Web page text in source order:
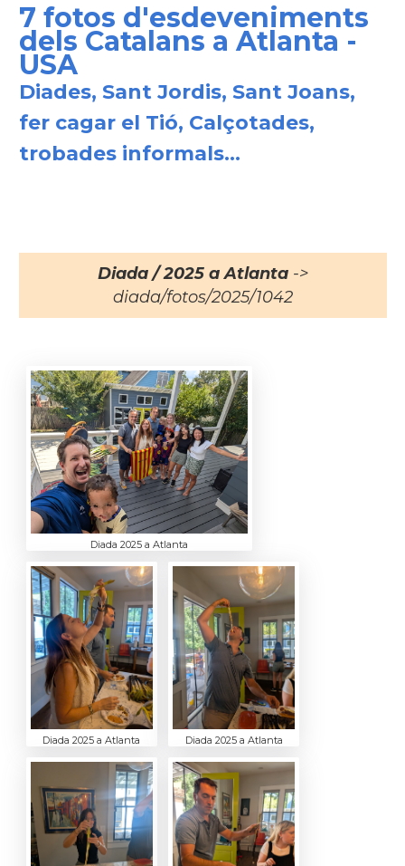
7 fotos d'esdeveniments
dels Catalans a Atlanta -
USA
Diades, Sant Jordis, Sant Joans,
fer cagar el Tió, Calçotades,
trobades informals...
Diada / 2025 a Atlanta->
diada/fotos/2025/1042
Diada 2025 a Atlanta
Diada 2025 a Atlanta Diada 2025 a Atlanta